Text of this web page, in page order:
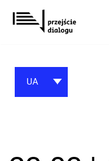
Перейти
до
UA